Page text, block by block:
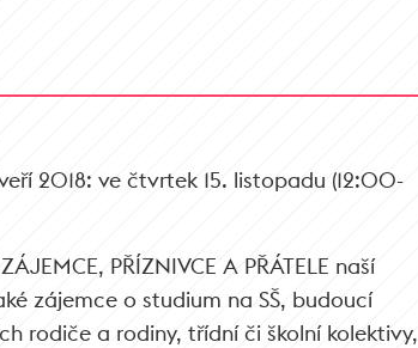
2018: ve čtvrtek 15. listopadu (12:00-
PŘÍZNIVCE A PŘÁTELE naší
zájemce o studium na SŠ, budoucí
rodiče a rodiny, třídní či školní kolektivy,